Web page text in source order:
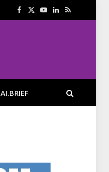
Facebook
X
YouTube
LinkedIn
RSS
AI.BRIEF